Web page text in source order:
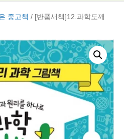
중고책 / [반품새책]12.과학도깨